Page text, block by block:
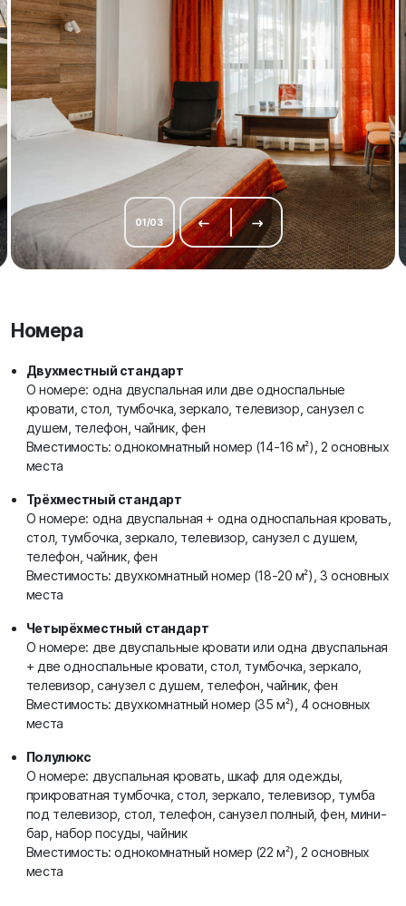
01/03
Номера
Двухместный стандарт
О номере: одна двуспальная или две односпальные
кровати, стол, тумбочка, зеркало, телевизор, санузел с
душем, телефон, чайник, фен
Вместимость: однокомнатный номер (14-16 м²), 2 основных
места
Трёхместный стандарт
О номере: одна двуспальная + одна односпальная кровать,
стол, тумбочка, зеркало, телевизор, санузел с душем,
телефон, чайник, фен
Вместимость: двухкомнатный номер (18-20 м²), 3 основных
места
Четырёхместный стандарт
О номере: две двуспальные кровати или одна двуспальная
+ две односпальные кровати, стол, тумбочка, зеркало,
телевизор, санузел с душем, телефон, чайник, фен
Вместимость: двухкомнатный номер (35 м²), 4 основных
места
Полулюкс
О номере: двуспальная кровать, шкаф для одежды,
прикроватная тумбочка, стол, зеркало, телевизор, тумба
под телевизор, стол, телефон, санузел полный, фен, мини-
бар, набор посуды, чайник
Вместимость: однокомнатный номер (22 м²), 2 основных
места